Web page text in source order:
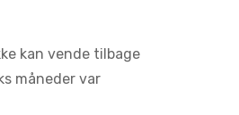
kan vende tilbage
måneder var